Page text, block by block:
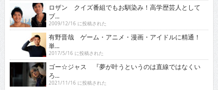
ロザン クイズ番組でもお馴染み！高学歴芸人として
ブ...
2009/12/16 に投稿された
有野晋哉 ゲーム・アニメ・漫画・アイドルに精通！
単...
2017/5/16 に投稿された
ゴー☆ジャス 『夢が叶うというのは直線ではなくい
ろ...
2021/11/16 に投稿された